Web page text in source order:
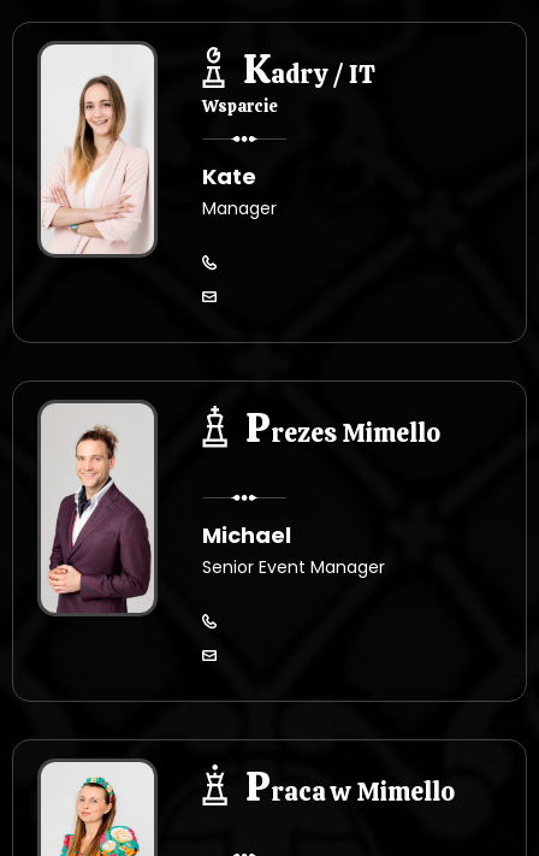
Kadry / IT
Wsparcie
Kate
Manager
Prezes Mimello
Michael
Senior Event Manager
Praca w Mimello